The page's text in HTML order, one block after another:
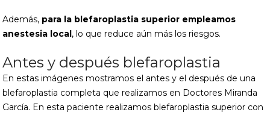
Además, para la blefaroplastia superior empleamos
anestesia local, lo que reduce aún más los riesgos.
Antes y después blefaroplastia
En estas imágenes mostramos el antes y el después de una
blefaroplastia completa que realizamos en Doctores Miranda
García. En esta paciente realizamos blefaroplastia superior con